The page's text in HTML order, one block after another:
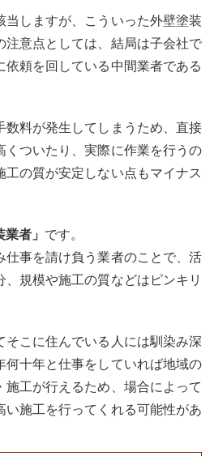
当しますが、こういった外壁塗装
注意点としては、結局は子会社で
依頼を回している中間業者である
数料が発生してしまうため、直接
くついたり、実際に作業を行うの
工の質が安定しない点もマイナス
者」 です。
仕事を請け負う業者のことで、活
規模や施工の質などはピンキリ
そこに住んでいる人には馴染み深
何十年と仕事をしていれば地域の
施工が行えるため、場合によって
い施工を行ってくれる可能性があ